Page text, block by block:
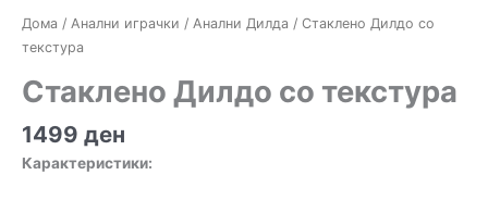
Дома / Анални играчки / Анални Дилда / Стаклено Дилдо со
текстура
Стаклено Дилдо со текстура
1499 ден
Карактеристики: